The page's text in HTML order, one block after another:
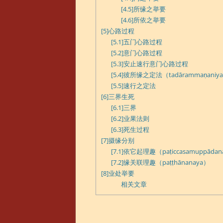
[4.5]所缘之举要
[4.6]所依之举要
[5]心路过程
[5.1]五门心路过程
[5.2]意门心路过程
[5.3]安止速行意门心路过程
[5.4]彼所缘之定法（
[5.5]速行之定法
[6]三界生死
[6.1]三界
[6.2]业果法则
[6.3]死生过程
[7]摄缘分别
[7.1]依它起理趣（
[7.2]缘关联理趣（paṭṭhānanaya）
[8]业处举要
相关文章